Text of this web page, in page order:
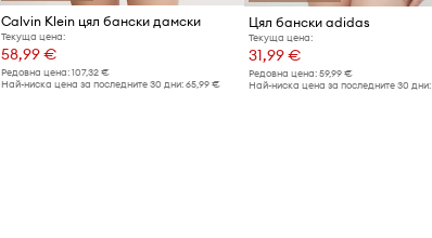
Calvin Klein цял бански дамски
Текуща цена:
58,99 €
Редовна цена: 107,32 €
Най-ниска цена за последните 30 дни: 65,99 €
Цял бански adidas
Текуща цена:
31,99 €
Редовна цена: 59,99 €
Най-ниска цена за последните 30 дни: